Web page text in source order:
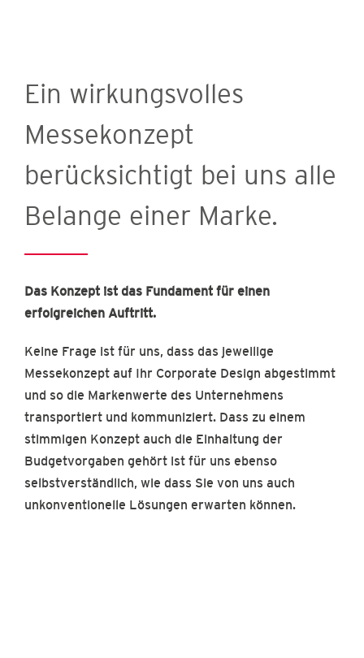
Ein wirkungsvolles
Messekonzept
berücksichtigt bei uns alle
Belange einer Marke.
Das Konzept ist das Fundament für einen
erfolgreichen Auftritt.
Keine Frage ist für uns, dass das jeweilige
Messekonzept auf Ihr Corporate Design abgestimmt
und so die Markenwerte des Unternehmens
transportiert und kommuniziert. Dass zu einem
stimmigen Konzept auch die Einhaltung der
Budgetvorgaben gehört ist für uns ebenso
selbstverständlich, wie dass Sie von uns auch
unkonventionelle Lösungen erwarten können.